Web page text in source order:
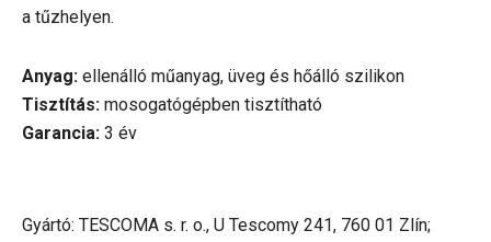
a tűzhelyen.
Anyag: ellenálló műanyag, üveg és hőálló szilikon
Tisztítás: mosogatógépben tisztítható
Garancia: 3 év
Gyártó: TESCOMA s. r. o., U Tescomy 241, 760 01 Zlín;